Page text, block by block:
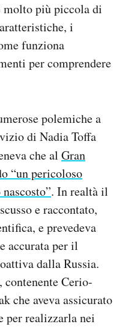
molto più piccola di
i
funziona
per comprendere
polemiche a
di Nadia Toffa
che al Gran
“un pericoloso
. In realtà il
e raccontato,
e prevedeva
accurata per il
dalla Russia.
contenente Cerio-
che aveva assicurato
per realizzarla nei